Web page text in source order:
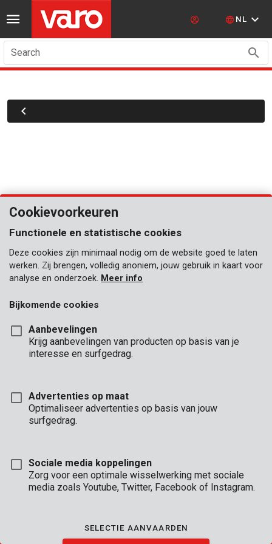
NL
Search
KANTOOR-
UREN
Vr:
08:00 - 12:30 / 13:00 - 16:00
TECHNISCHE DIENST
Vr:
8:00 - 12:30 / 13:00 - 15:30
(telefonisch bereikbaar tot 16:00)
ALGEMENE VOORWAARDEN
Cookievoorkeuren
Functionele en statistische cookies
Deze cookies zijn minimaal nodig om de website goed te laten
werken. Zij brengen, volledig anoniem, jouw gebruik in kaart voor
analyse en onderzoek. Meer info
Bijkomende cookies
Aanbevelingen
Krijg aanbevelingen van producten op basis van je
interesse en surfgedrag.
Advertenties op maat
Optimaliseer advertenties op basis van jouw
surfgedrag.
Sociale media koppelingen
Zorg voor een optimale wisselwerking met sociale
media zoals Youtube, Twitter, Facebook of Instagram.
SELECTIE AANVAARDEN